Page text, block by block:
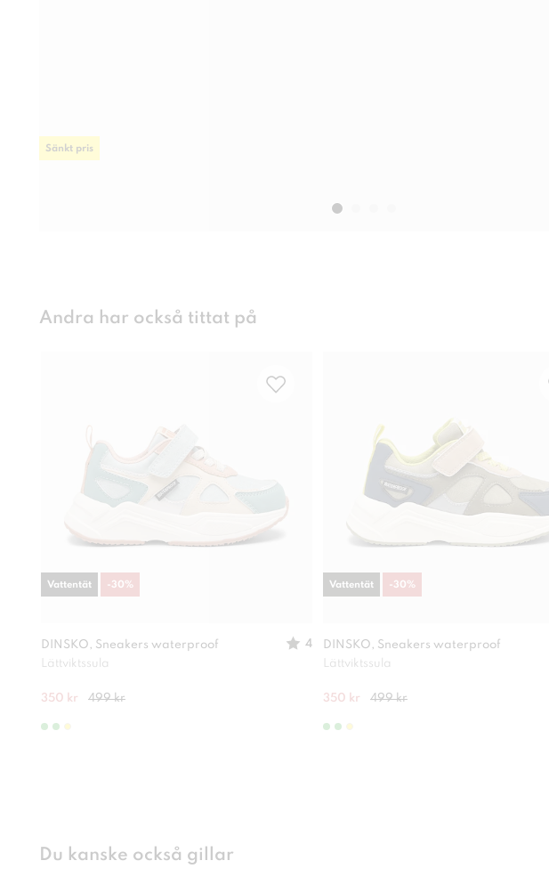
Sänkt pris
Andra har också tittat på
DINSKO, Sneakers waterproof
4
Lättviktssula
350 kr 499 kr
Vattentät -30%
DINSKO, Sneakers waterproof
Lättviktssula
350 kr 499 kr
Vattentät -30%
Du kanske också gillar